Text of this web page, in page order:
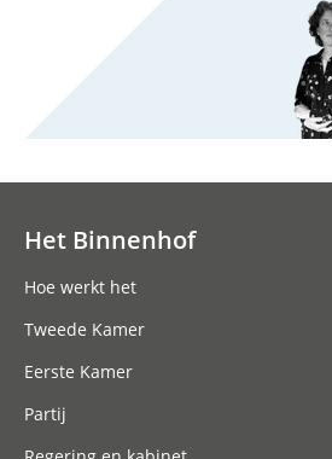
Het Binnenhof
Hoe werkt het
Tweede Kamer
Eerste Kamer
Partij